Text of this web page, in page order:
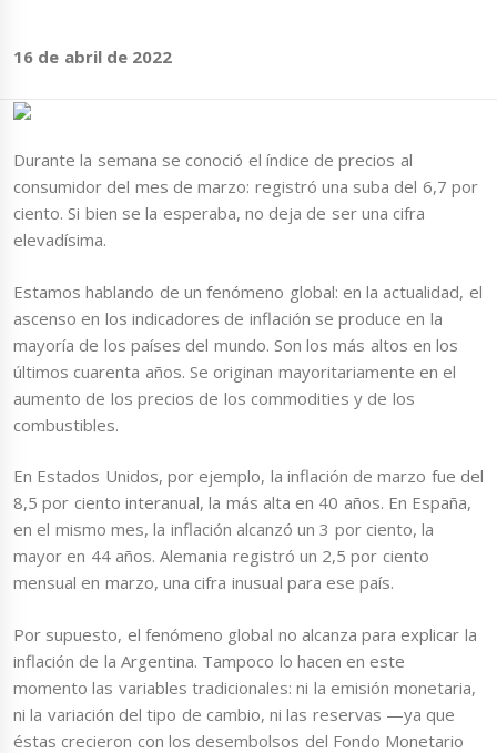
16 de abril de 2022
Durante la semana se conoció el índice de precios al
consumidor del mes de marzo: registró una suba del 6,7 por
ciento. Si bien se la esperaba, no deja de ser una cifra
elevadísima.
Estamos hablando de un fenómeno global: en la actualidad, el
ascenso en los indicadores de inflación se produce en la
mayoría de los países del mundo. Son los más altos en los
últimos cuarenta años. Se originan mayoritariamente en el
aumento de los precios de los commodities y de los
combustibles.
En Estados Unidos, por ejemplo, la inflación de marzo fue del
8,5 por ciento interanual, la más alta en 40 años. En España,
en el mismo mes, la inflación alcanzó un 3 por ciento, la
mayor en 44 años. Alemania registró un 2,5 por ciento
mensual en marzo, una cifra inusual para ese país.
Por supuesto, el fenómeno global no alcanza para explicar la
inflación de la Argentina. Tampoco lo hacen en este
momento las variables tradicionales: ni la emisión monetaria,
ni la variación del tipo de cambio, ni las reservas —ya que
éstas crecieron con los desembolsos del Fondo Monetario